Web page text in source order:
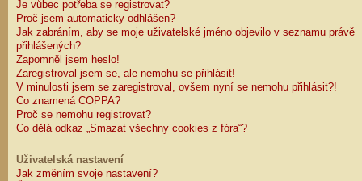
Je vůbec potřeba se registrovat?
Proč jsem automaticky odhlášen?
Jak zabráním, aby se moje uživatelské jméno objevilo v seznamu právě
přihlášených?
Zapomněl jsem heslo!
Zaregistroval jsem se, ale nemohu se přihlásit!
V minulosti jsem se zaregistroval, ovšem nyní se nemohu přihlásit?!
Co znamená COPPA?
Proč se nemohu registrovat?
Co dělá odkaz „Smazat všechny cookies z fóra“?
Uživatelská nastavení
Jak změním svoje nastavení?